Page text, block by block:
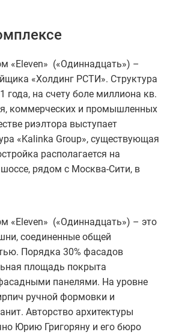
«Eleven» («Одиннадцать») –
«Холдинг РСТИ». Структура
года, на счету боле миллиона кв.
коммерческих и промышленных
риэлтора выступает
«Kalinka Group», существующая
располагается на
рядом с Москва-Сити, в
«Eleven» («Одиннадцать») – это
соединенные общей
Порядка 30% фасадов
площадь покрыта
панелями. На уровне
ручной формовки и
Авторство архитектуры
Юрию Григоряну и его бюро